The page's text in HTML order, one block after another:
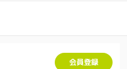
会員登録